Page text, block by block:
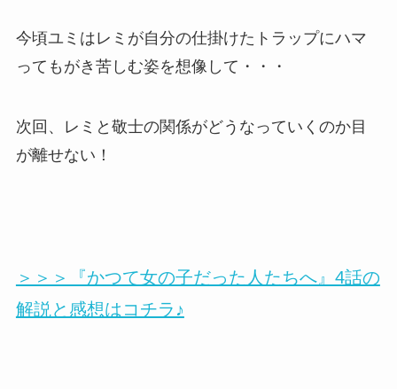
今頃ユミはレミが自分の仕掛けたトラップにハマ
ってもがき苦しむ姿を想像して・・・
次回、レミと敬士の関係がどうなっていくのか目
が離せない！
＞＞＞『かつて女の子だった人たちへ』4話の
解説と感想はコチラ♪